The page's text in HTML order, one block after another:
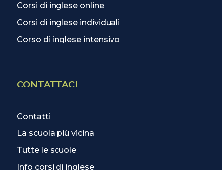
Corsi di inglese online
Corsi di inglese individuali
Corso di inglese intensivo
CONTATTACI
Contatti
La scuola più vicina
Tutte le scuole
Info corsi di inglese